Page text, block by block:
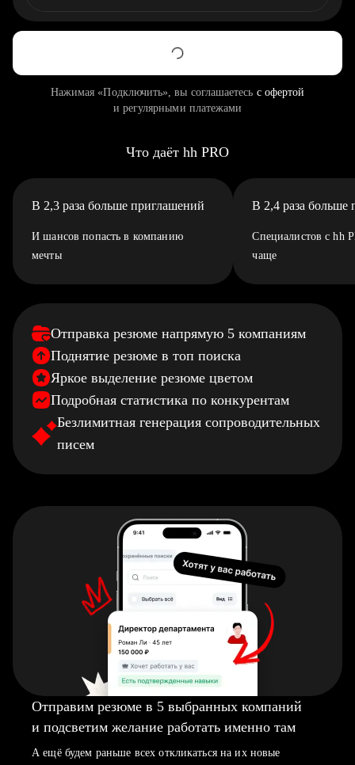
Нажимая «Подключить», вы соглашаетесь с офертой
и регулярными платежами
Что даёт hh PRO
В 2,3 раза больше приглашений
И шансов попасть в компанию
мечты
В 2,4 раза больше
Специалистов с hh
чаще
Отправка резюме напрямую 5 компаниям
Поднятие резюме в топ поиска
Яркое выделение резюме цветом
Подробная статистика по конкурентам
Безлимитная генерация сопроводительных
писем
Отправим резюме в 5 выбранных компаний
и подсветим желание работать именно там
А ещё будем раньше всех откликаться на их новые